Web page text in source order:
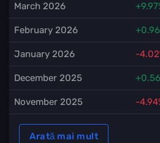
March 2026
February 2026
January 2026 -
December 2025
November 2025 -
Arată mai mult